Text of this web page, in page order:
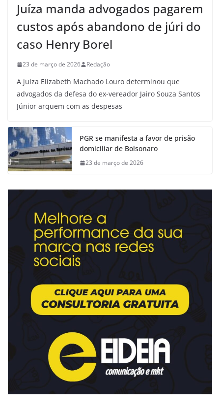
Juíza manda advogados pagarem
custos após abandono de júri do
caso Henry Borel
23 de março de 2026 Redação
A juíza Elizabeth Machado Louro determinou que
advogados da defesa do ex-vereador Jairo Souza Santos
Júnior arquem com as despesas
PGR se manifesta a favor de prisão
domiciliar de Bolsonaro
23 de março de 2026